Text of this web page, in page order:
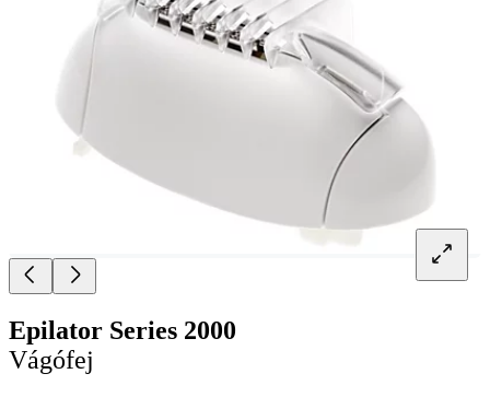
Epilator Series 2000
Vágófej